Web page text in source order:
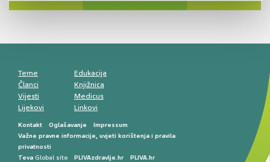
smetnji do rane onkološke dijagnostike
Teme
Članci
Vijesti
Lijekovi
Edukacija
Knjižnica
Medicus
Linkovi
Kontakt Oglašavanje
Impressum
Važne pravne informacije, uvjeti korištenja i pravila
privatnosti
Teva Global site PLIVAzdravlje.hr PLIVA.hr